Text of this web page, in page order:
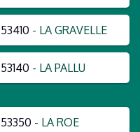
53410 - LA GRAVELLE
53140 - LA PALLU
53350 - LA ROE